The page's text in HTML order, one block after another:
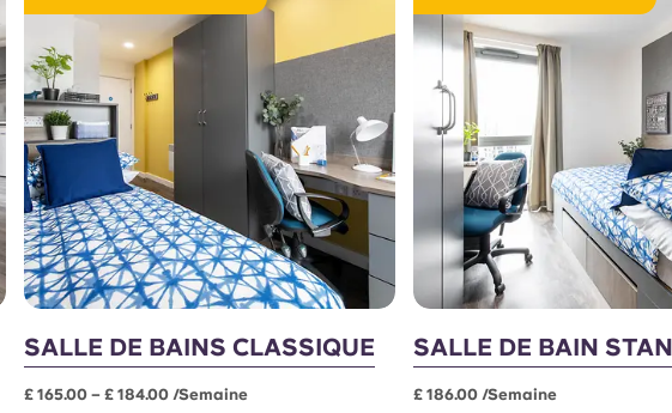
SALLE DE BAINS CLASSIQUE
£ 165.00 – £ 184.00 /semaine
SALLE DE BAIN
£ 186.00 /semaine